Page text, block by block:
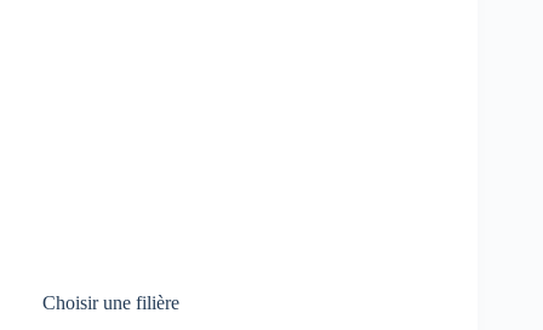
Choisir une filière